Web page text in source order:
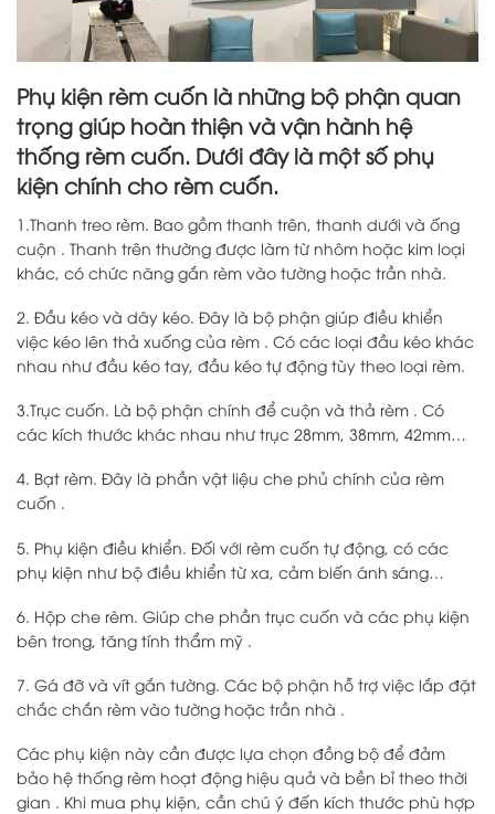
Phụ kiện rèm cuốn là những bộ phận quan
trọng giúp hoàn thiện và vận hành hệ
thống rèm cuốn. Dưới đây là một số phụ
kiện chính cho rèm cuốn.
1.Thanh treo rèm. Bao gồm thanh trên, thanh dưới và ống
cuộn . Thanh trên thường được làm từ nhôm hoặc kim loại
khác, có chức năng gắn rèm vào tường hoặc trần nhà.
2. Đầu kéo và dây kéo. Đây là bộ phận giúp điều khiển
việc kéo lên thả xuống của rèm . Có các loại đầu kéo khác
nhau như đầu kéo tay, đầu kéo tự động tùy theo loại rèm.
3.Trục cuốn. Là bộ phận chính để cuộn và thả rèm . Có
các kích thước khác nhau như trục 28mm, 38mm, 42mm…
4. Bạt rèm. Đây là phần vật liệu che phủ chính của rèm
cuốn .
5. Phụ kiện điều khiển. Đối với rèm cuốn tự động, có các
phụ kiện như bộ điều khiển từ xa, cảm biến ánh sáng…
6. Hộp che rèm. Giúp che phần trục cuốn và các phụ kiện
bên trong, tăng tính thẩm mỹ .
7. Gá đỡ và vít gắn tường. Các bộ phận hỗ trợ việc lắp đặt
chắc chắn rèm vào tường hoặc trần nhà .
Các phụ kiện này cần được lựa chọn đồng bộ để đảm
bảo hệ thống rèm hoạt động hiệu quả và bền bỉ theo thời
gian . Khi mua phụ kiện, cần chú ý đến kích thước phù hợp